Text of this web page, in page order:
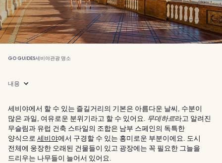
GO GUIDES세비야관광 명소
내용
세비야에서 할 수 있는 즐길거리의 기본은 아름다운 날씨, 수분이
많은 과일, 여유로운 분위기라고 할 수 있어요.
무데하르라고 알려진
무슬림과 유럽 건축 스타일의 조합은 남부 스페인의 독특한
양식으로 세비야에서 구경할 수 있는 흥미로운 부분이에요. 도시
전체에 웅장한 오래된 건물들이 있고 광장에는 꼭 필요한 그늘을
드리우는 나무들이 늘어서 있어요.